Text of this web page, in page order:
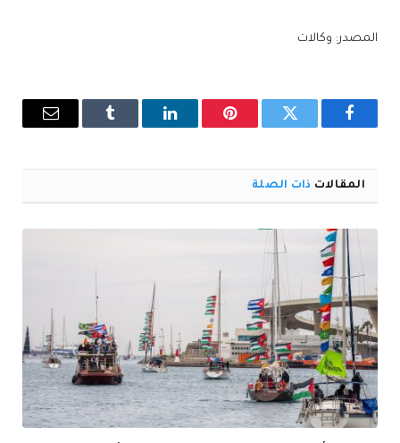
المصدر: وكالات
فيسبوك تويتر بينتيريستلينكدإن Tumblr
البريد
المقالات ذات الصلة